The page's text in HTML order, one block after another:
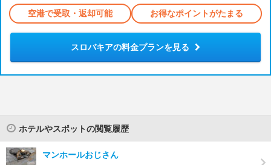
空港で受取・返却可能 お得なポイントがたまる
スロバキアの料金プランを見る
ホテルやスポットの閲覧履歴
マンホールおじさん